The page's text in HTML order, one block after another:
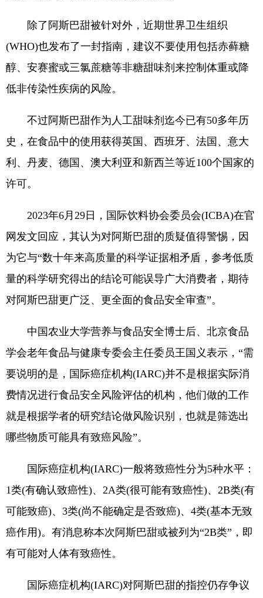
除了阿斯巴甜被针对外，近期世界卫生组织
(WHO)也发布了一封指南，建议不要使用包括赤藓糖
醇、安赛蜜或三氯蔗糖等非糖甜味剂来控制体重或降
低非传染性疾病的风险。
不过阿斯巴甜作为人工甜味剂迄今已有50多年历
史，在食品中的使用获得英国、西班牙、法国、意大
利、丹麦、德国、澳大利亚和新西兰等近100个国家的
许可。
2023年6月29日，国际饮料协会委员会(ICBA)在官
网发文回应，其认为对阿斯巴甜的质疑值得警惕，因
为它与“数十年来高质量的科学证据相矛盾，参考低质
量的科学研究得出的结论可能误导广大消费者，期待
对阿斯巴甜更广泛、更全面的食品安全审查”。
中国农业大学营养与食品安全博士后、北京食品
学会老年食品与健康专委会主任委员王国义表示，“需
要说明的是，国际癌症机构(IARC)并不是根据实际消
费情况进行食品安全风险评估的机构，他们做的工作
就是根据学者的研究结论做风险识别，也就是筛选出
哪些物质可能具有致癌风险”。
国际癌症机构(IARC)一般将致癌性分为5种水平：
1类(有确认致癌性)、2A类(很可能有致癌性)、2B类(有
可能致癌)、3类(尚不能确定是否致癌)、4类(基本无致
癌作用)。有消息称本次阿斯巴甜或被列为“2B类”，即
有可能对人体有致癌性。
国际癌症机构(IARC)对阿斯巴甜的指控仍存争议